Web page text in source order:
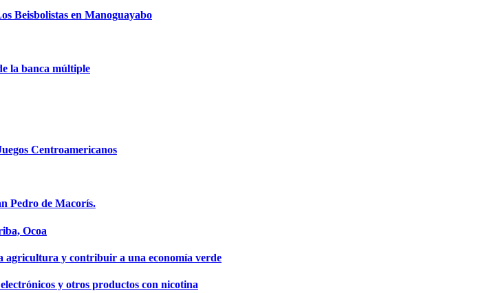
Beisbolistas en Manoguayabo
la banca múltiple
Centroamericanos
Pedro de Macorís.
Ocoa
agricultura y contribuir a una economía verde
y otros productos con nicotina